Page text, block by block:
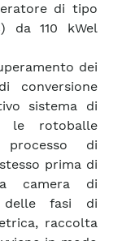
di tipo
da 110 kWel
dei
conversione
sistema di
le rotoballe
di
prima di
camera di
delle fasi di
raccolta